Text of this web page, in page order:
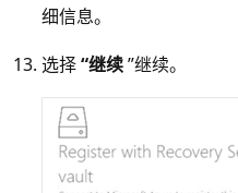
细信息。
选择“继续”继续。